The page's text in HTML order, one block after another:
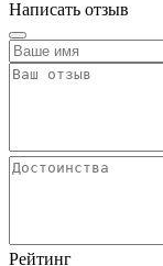
Написать отзыв
Рейтинг